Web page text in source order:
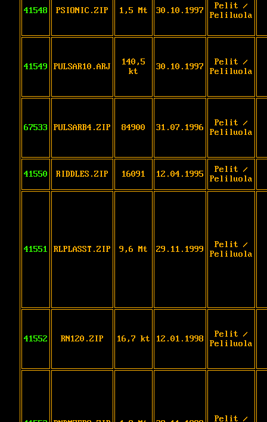
41548 PSIONIC.ZIP 1,5 Mt 30.10.1997
Pelit /
Peliluola
41549 PULSAR10.ARJ
140,5
kt
30.10.1997
Pelit /
Peliluola
67533 PULSARB4.ZIP 84900 31.07.1996
Pelit /
Peliluola
41550 RIDDLES.ZIP 16091 12.04.1995
Pelit /
Peliluola
41551 RLPLASST.ZIP 9,6 Mt 29.11.1999
Pelit /
Peliluola
41552 RN120.ZIP 16,7 kt 12.01.1998
Pelit /
Peliluola
Pelit /